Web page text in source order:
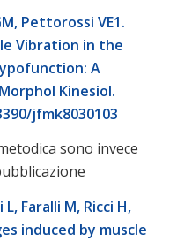
Pettorossi VE1.
Vibration in the
A
Kinesiol.
jfmk8030103
sono invece
Faralli M, Ricci H,
induced by muscle